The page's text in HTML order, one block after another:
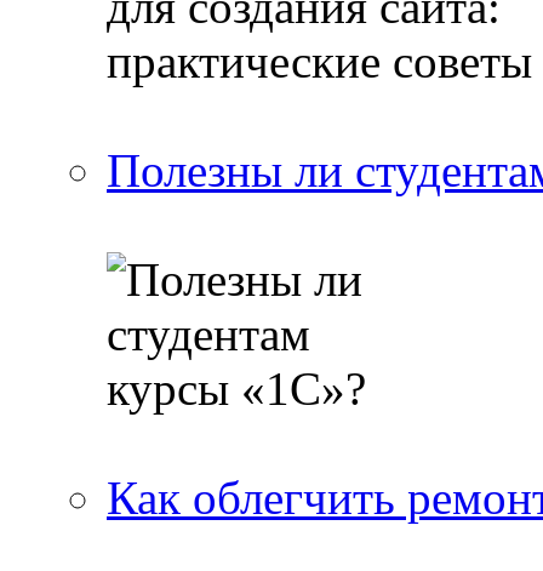
Полезны ли
Как облегчить